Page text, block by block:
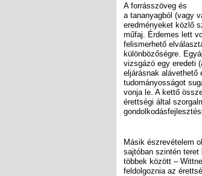
A forrásszöveg és
a tananyagból (vagy
eredményeket közlő
műfaj. Érdemes lett
felismerhető
különbözőségre.
vizsgázó egy eredeti
eljárásnak alávethető
tudományosságot
vonja le. A kettő
érettségi által
Másik észrevételem
sajtóban szintén teret
többek között –
feldolgoznia az